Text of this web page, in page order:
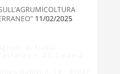
11/02/2025